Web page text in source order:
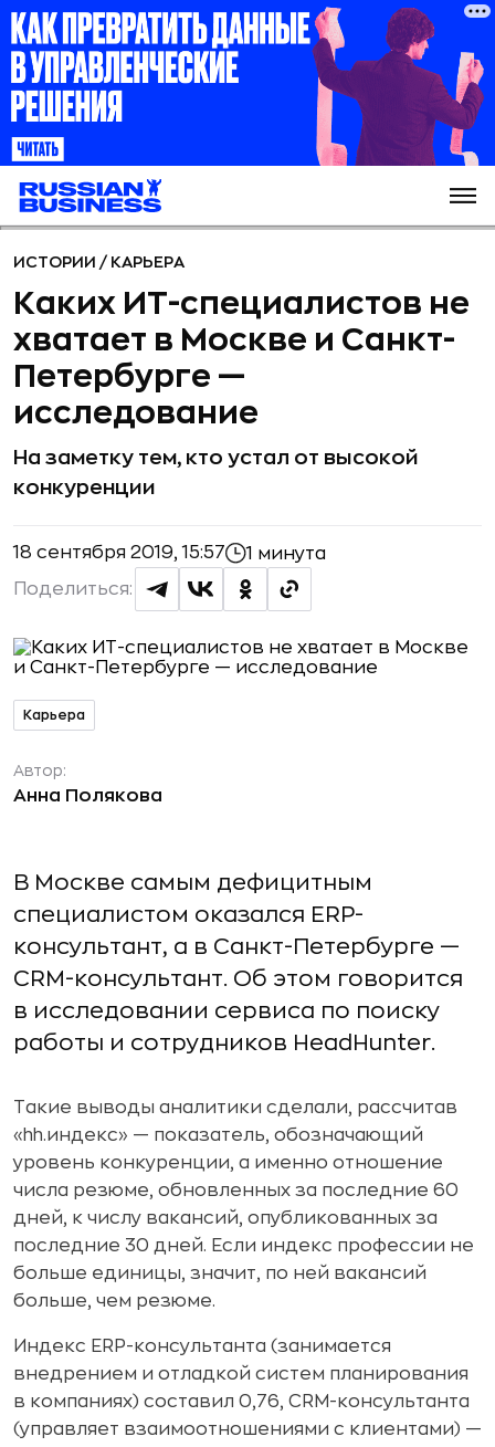
ИСТОРИИ / КАРЬЕРА
Каких ИТ-специалистов не
хватает в Москве и Санкт-
Петербурге —
исследование
На заметку тем, кто устал от высокой
конкуренции
18 сентября 2019, 15:57 1 минута
Поделиться:
Карьера
Автор:
Анна Полякова
В Москве самым дефицитным
специалистом оказался ERP-
консультант, а в Санкт-Петербурге —
CRM-консультант. Об этом говорится
в исследовании сервиса по поиску
работы и сотрудников HeadHunter.
Такие выводы аналитики сделали, рассчитав
«hh.индекс» — показатель, обозначающий
уровень конкуренции, а именно отношение
числа резюме, обновленных за последние 60
дней, к числу вакансий, опубликованных за
последние 30 дней. Если индекс профессии не
больше единицы, значит, по ней вакансий
больше, чем резюме.
Индекс ERP-консультанта (занимается
внедрением и отладкой систем планирования
в компаниях) составил 0,76, CRM-консультанта
(управляет взаимоотношениями с клиентами) —